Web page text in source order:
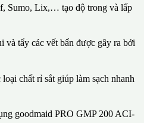
Sumo, Lix,… tạo độ trong và lấp
và tẩy các vết bẩn được gây ra bởi
chất rỉ sắt giúp làm sạch nhanh
goodmaid PRO GMP 200 ACI-